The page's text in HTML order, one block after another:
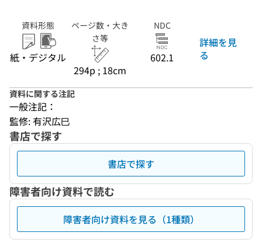
資料形態
紙・デジタル
ページ数・大き
さ等
294p ; 18cm
NDC
602.1
詳細を見
る
資料に関する注記
一般注記：
監修: 有沢広巳
書店で探す
書店で探す
障害者向け資料で読む
障害者向け資料を見る（1種類）